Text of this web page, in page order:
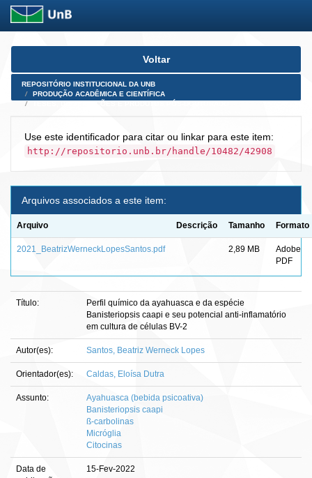
Skip
Voltar
REPOSITÓRIO INSTITUCIONAL DA UNB
PRODUÇÃO ACADÊMICA E CIENTÍFICA
Use este identificador para citar ou linkar para este item:
http://repositorio.unb.br/handle/10482/42908
Arquivos associados a este item:
Arquivo Descrição Tamanho Formato
2021_BeatrizWerneckLopesSantos.pdf 2,89 MB
Adobe
PDF
Título:
Perfil químico da ayahuasca e da espécie
Banisteriopsis caapi e seu potencial anti-inflamatório
em cultura de células BV-2
Autor(es): Santos, Beatriz Werneck Lopes
Orientador(es): Caldas, Eloísa Dutra
Assunto:
Ayahuasca (bebida psicoativa)
Banisteriopsis caapi
ß-carbolinas
Micróglia
Citocinas
Data de
15-Fev-2022